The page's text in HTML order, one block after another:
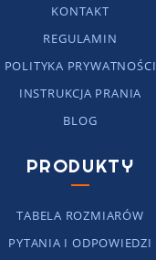
KONTAKT
REGULAMIN
POLITYKA PRYWATNOŚCI
INSTRUKCJA PRANIA
BLOG
PRODUKTY
TABELA ROZMIARÓW
PYTANIA I ODPOWIEDZI